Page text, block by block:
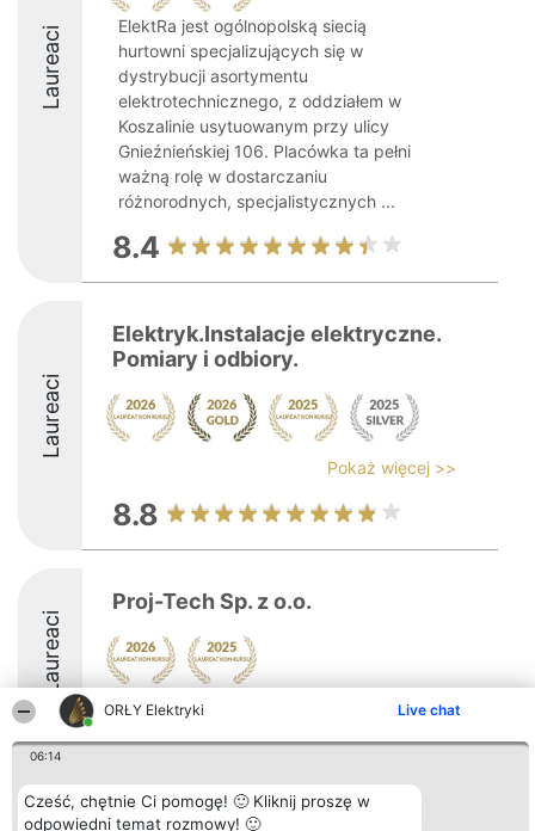
ORŁY Elektryki Live chat
06:14
Cześć, chętnie Ci pomogę! 🙂 Kliknij proszę w
odpowiedni temat rozmowy! 🙂
Laureaci
ElektRa jest ogólnopolską siecią
hurtowni specjalizujących się w
dystrybucji asortymentu
elektrotechnicznego, z oddziałem w
Koszalinie usytuowanym przy ulicy
Gnieźnieńskiej 106. Placówka ta pełni
ważną rolę w dostarczaniu
różnorodnych, specjalistycznych ...
8.4
Laureaci
Elektryk.Instalacje elektryczne.
Pomiary i odbiory.
Pokaż więcej >>
8.8
Laureaci
Proj-Tech Sp. z o.o.
8.1
Organizator plebiscytu
Bright Side Solutions sp. z o.
Plebiscyt
Laureaci
Kontakt